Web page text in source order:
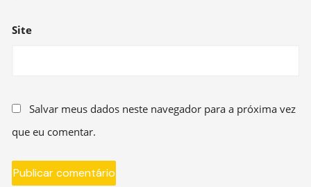
Site
Salvar meus dados neste navegador para a próxima vez
que eu comentar.